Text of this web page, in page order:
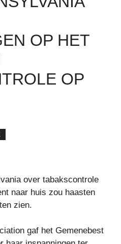
OP HET
OP
over tabakscontrole
naar huis zou haasten
zien.
gaf het Gemenebest